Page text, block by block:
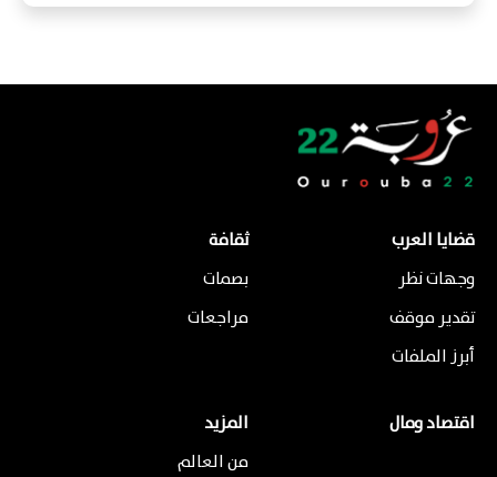
قضايا العرب
وجهات نظر
تقدير موقف
أبرز الملفات
ثقافة
بصمات
مراجعات
اقتصاد ومال
المزيد
من العالم